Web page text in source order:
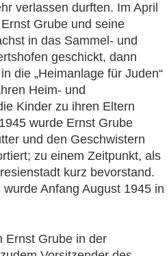
verlassen durften. Im April
Grube und seine
in das Sammel- und
geschickt, dann
die „Heimanlage für Juden“
Heim- und
Kinder zu ihren Eltern
wurde Ernst Grube
und den Geschwistern
zu einem Zeitpunkt, als
kurz bevorstand.
Anfang August 1945 in
Ernst Grube in der